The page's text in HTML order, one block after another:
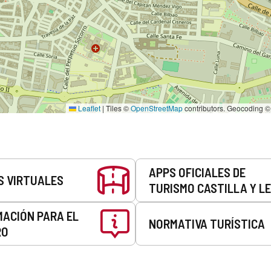
Leaflet | Tiles ©OpenStreetMapcontributors. Geocoding
VIRTUALES
APPS OFICIALES DE
TURISMO CASTILLA Y
PARA EL
NORMATIVA TURÍSTICA